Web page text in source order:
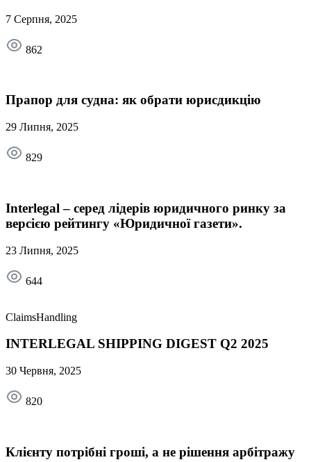
7 Серпня, 2025
862
Прапор для судна: як обрати юрисдикцію
29 Липня, 2025
829
Interlegal – серед лідерів юридичного ринку за
версією рейтингу «Юридичної газети».
23 Липня, 2025
644
ClaimsHandling
INTERLEGAL SHIPPING DIGEST Q2 2025
30 Червня, 2025
820
Клієнту потрібні гроші, а не рішення арбітражу